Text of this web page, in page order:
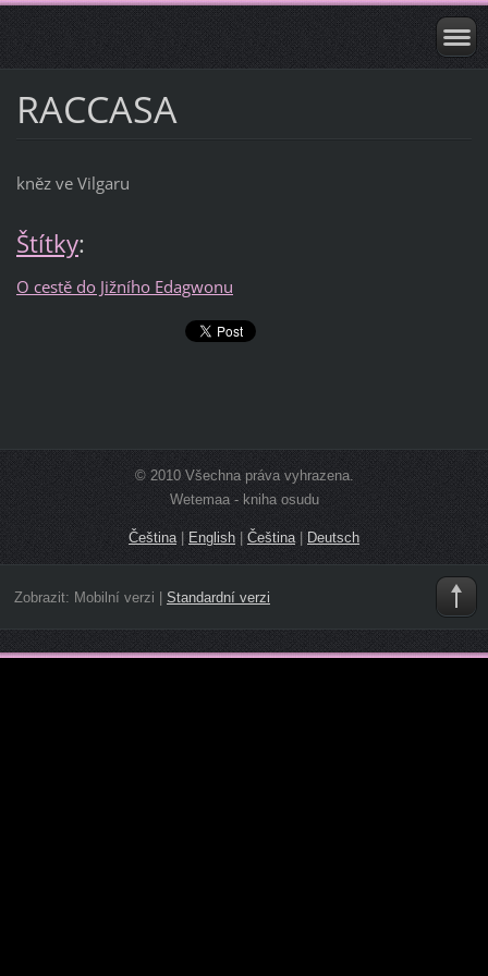
RACCASA
kněz ve Vilgaru
Štítky:
O cestě do Jižního Edagwonu
© 2010 Všechna práva vyhrazena.
Wetemaa - kniha osudu
Čeština English Čeština Deutsch
Zobrazit: Mobilní verzi Standardní verzi